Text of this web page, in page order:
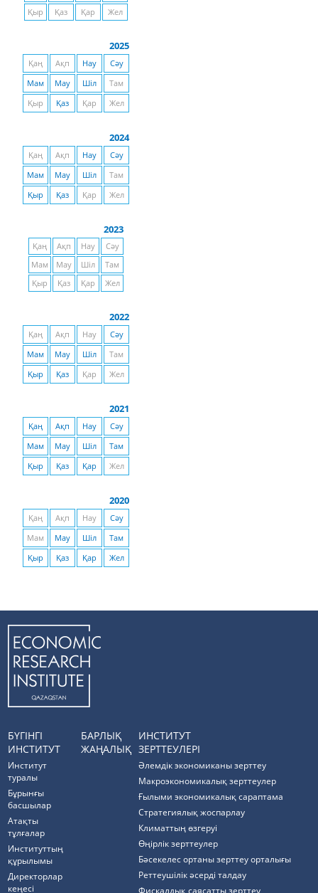
Қыр Қаз Қар Жел
2025
Қаң Ақп Нау
Сәу
Мам
Мау Шіл
Там
Қыр
Қаз Қар Жел
2024
Қаң Ақп Нау
Сәу
Мам
Мау Шіл
Там
Қыр
Қаз Қар Жел
2023
Қаң Ақп Нау
Сәу
Мам
Мау Шіл
Там
Қыр
Қаз Қар Жел
2022
Қаң Ақп Нау
Сәу
Мам
Мау Шіл
Там
Қыр
Қаз Қар Жел
2021
Қаң Ақп Нау
Сәу
Мам
Мау Шіл
Там
Қыр
Қаз Қар Жел
2020
Қаң Ақп Нау
Сәу
Мам
Мау Шіл
Там
Қыр
Қаз Қар Жел
БҮГІНГІ
ИНСТИТУТ
Институт
туралы
Бұрынғы
басшылар
Атақты
тұлғалар
Институттың
құрылымы
Директорлар
кеңесі
БАРЛЫҚ
ЖАҢАЛЫҚ
ИНСТИТУТ
ЗЕРТТЕУЛЕРІ
Әлемдік экономиканы зерттеу
Макроэкономикалық зерттеулер
Ғылыми экономикалық сараптама
Стратегиялық жоспарлау
Климаттың өзгеруі
Өңірлік зерттеулер
Бәсекелес ортаны зерттеу орталығы
Реттеушілік әсерді талдау
Фискалдық саясатты зерттеу